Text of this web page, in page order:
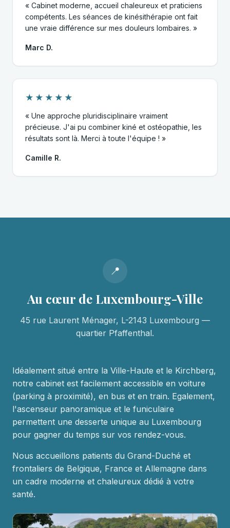
« Cabinet moderne, accueil chaleureux et praticiens
compétents. Les séances de kinésithérapie ont fait
une vraie différence sur mes douleurs lombaires. »
Marc D.
★★★★★
« Une approche pluridisciplinaire vraiment
précieuse. J'ai pu combiner kiné et ostéopathie, les
résultats sont là. Merci à toute l'équipe ! »
Camille R.
📍
Au cœur de Luxembourg-Ville
45 rue Laurent Ménager, L-2143 Luxembourg —
quartier Pfaffenthal.
Idéalement situé entre la Ville-Haute et le Kirchberg,
notre cabinet est facilement accessible en voiture
(parking à proximité), en bus et en train. Egalement,
l'ascenseur panoramique et le funiculaire
permettent une desserte unique au Luxembourg
pour gagner du temps sur vos rendez-vous.
Nous accueillons patients du Grand-Duché et
frontaliers de Belgique, France et Allemagne dans
un cadre moderne et chaleureux dédié à votre
santé.